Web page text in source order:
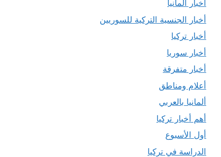
أخبار ألمانيا
أخبار الجنسية التركية للسوريين
أخبار تركيا
أخبار سوريا
أخبار متفرقة
أعلام ومناطق
ألمانيا بالعربي
أهم أخبار تركيا
أول الأسبوع
الدراسة في تركيا